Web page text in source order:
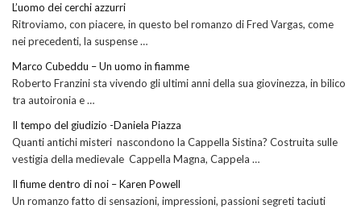
L’uomo dei cerchi azzurri
Ritroviamo, con piacere, in questo bel romanzo di Fred Vargas, come
nei precedenti, la suspense …
Marco Cubeddu – Un uomo in fiamme
Roberto Franzini sta vivendo gli ultimi anni della sua giovinezza, in bilico
tra autoironia e …
Il tempo del giudizio -Daniela Piazza
Quanti antichi misteri nascondono la Cappella Sistina? Costruita sulle
vestigia della medievale Cappella Magna, Cappela …
Il fiume dentro di noi – Karen Powell
Un romanzo fatto di sensazioni, impressioni, passioni segreti taciuti